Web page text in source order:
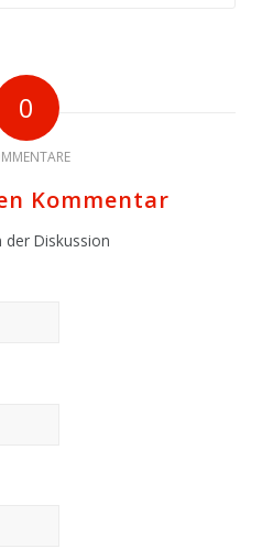
0
Kommentar
der Diskussion